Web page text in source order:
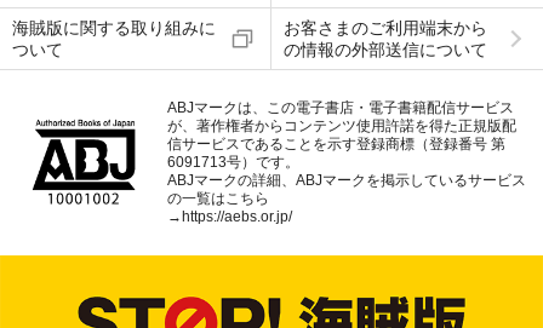
海賊版に関する取り組みに
ついて
お客さまのご利用端末から
の情報の外部送信について
ABJマークは、この電子書店・電子書籍配信サービス
が、著作権者からコンテンツ使用許諾を得た正規版配
信サービスであることを示す登録商標（登録番号 第
6091713号）です。
ABJマークの詳細、ABJマークを掲示しているサービス
の一覧はこちら
→https://aebs.or.jp/